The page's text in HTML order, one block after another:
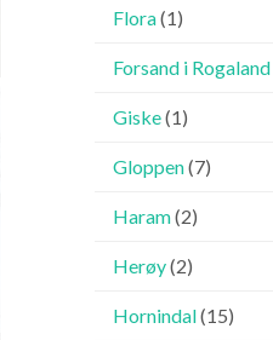
Flora(1)
Forsand i Rogaland
Giske(1)
Gloppen(7)
Haram(2)
Herøy(2)
Hornindal(15)